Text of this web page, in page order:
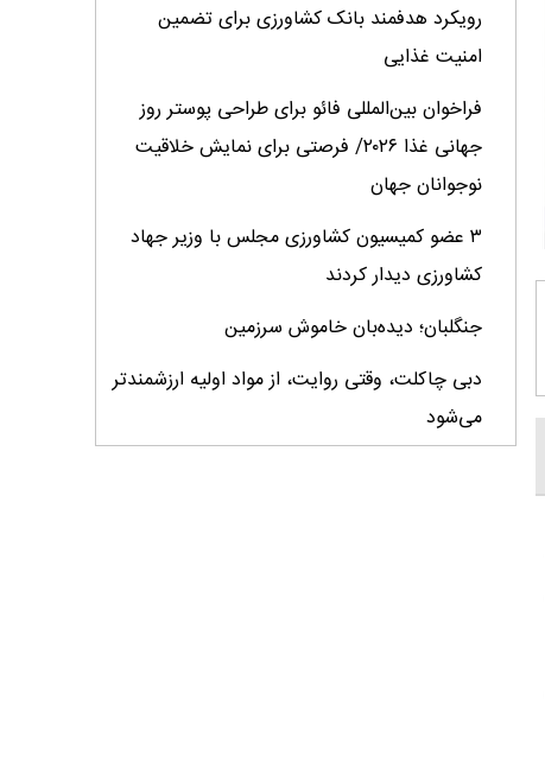
رویکرد هدفمند بانک کشاورزی برای تضمین
امنیت غذایی
فراخوان بین‌المللی فائو برای طراحی پوستر روز
جهانی غذا ۲۰۲۶/ فرصتی برای نمایش خلاقیت
نوجوانان جهان
۳ عضو کمیسیون کشاورزی مجلس با وزیر جهاد
کشاورزی دیدار کردند
جنگلبان؛ دیده‌بان خاموش سرزمین
دبی چاکلت، وقتی روایت، از مواد اولیه ارزشمندتر
می‌شود